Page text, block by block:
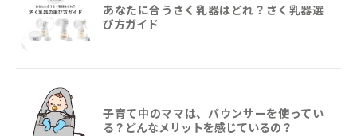
あなたに合うさく乳器はどれ？さく乳器選
び方ガイド
子育て中のママは、バウンサーを使ってい
る？どんなメリットを感じているの？